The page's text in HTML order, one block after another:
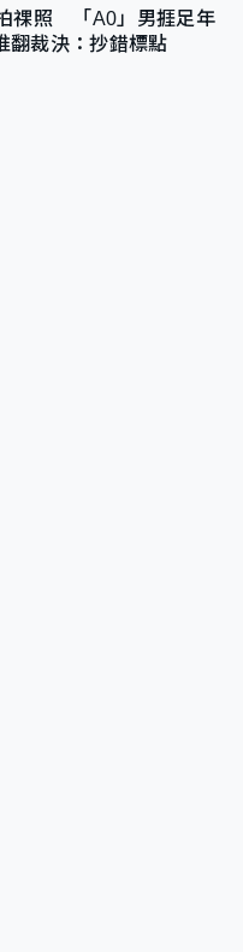
祼照 「A0」男捱足年
裁決：抄錯標點